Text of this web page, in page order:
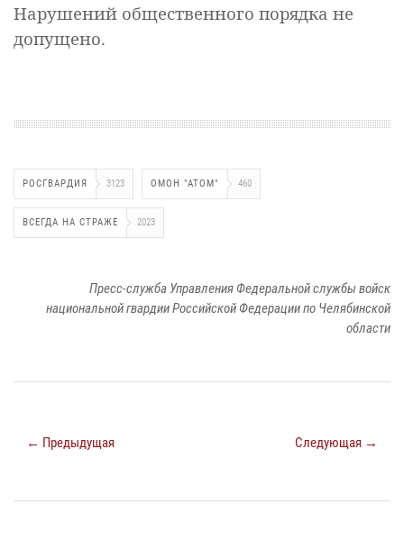
Нарушений общественного порядка не
допущено.
РОСГВАРДИЯ 3123 ОМОН "АТОМ" 460
ВСЕГДА НА СТРАЖЕ 2023
Пресс-служба Управления Федеральной службы войск
национальной гвардии Российской Федерации по Челябинской
области
← Предыдущая Следующая →